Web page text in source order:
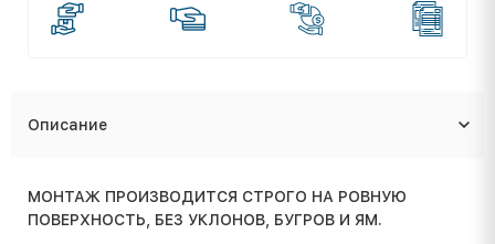
Описание
МОНТАЖ ПРОИЗВОДИТСЯ СТРОГО НА РОВНУЮ
ПОВЕРХНОСТЬ, БЕЗ УКЛОНОВ, БУГРОВ И ЯМ.